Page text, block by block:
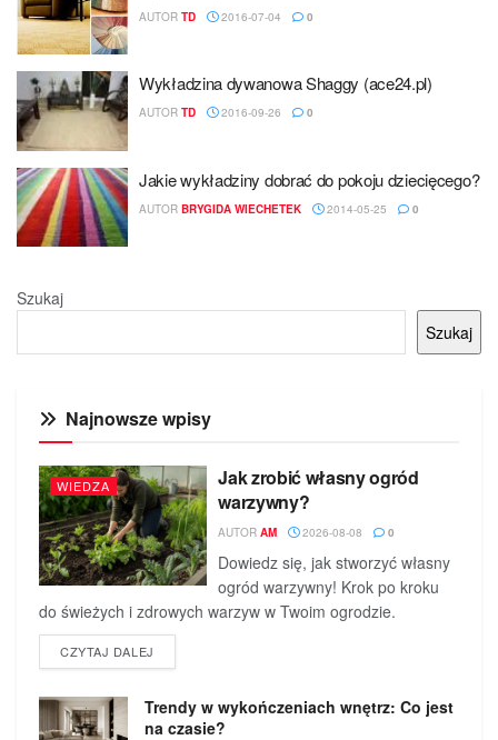
AUTOR TD 2016-07-04 0
Wykładzina dywanowa Shaggy (ace24.pl)
AUTOR TD 2016-09-26 0
Jakie wykładziny dobrać do pokoju dziecięcego?
AUTOR BRYGIDA WIECHETEK 2014-05-25 0
Szukaj
Szukaj
Najnowsze wpisy
WIEDZA
Jak zrobić własny ogród
warzywny?
AUTOR AM 2026-08-08 0
Dowiedz się, jak stworzyć własny
ogród warzywny! Krok po kroku
do świeżych i zdrowych warzyw w Twoim ogrodzie.
CZYTAJ DALEJ
Trendy w wykończeniach wnętrz: Co jest
na czasie?